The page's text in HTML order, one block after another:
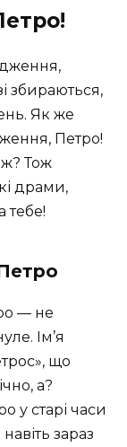
збираються,
Як же
Петро!
Тож
драми,
тебе!
— не
Ім’я
що
а?
у старі часи
зараз